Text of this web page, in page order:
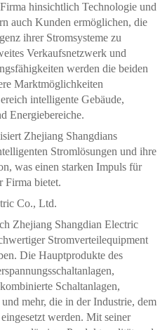
hinsichtlich Technologie und
auch Kunden ermöglichen, die
ihrer Stromsysteme zu
Verkaufsnetzwerk und
werden die beiden
Marktmöglichkeiten
intelligente Gebäude,
Energiebereiche.
Zhejiang Shangdians
Stromlösungen und ihre
was einen starken Impuls für
Firma bietet.
Co., Ltd.
Zhejiang Shangdian Electric
Stromverteilequipment
Die Hauptprodukte des
Schaltanlagen,
mehr, die in der Industrie, dem
werden. Mit seiner